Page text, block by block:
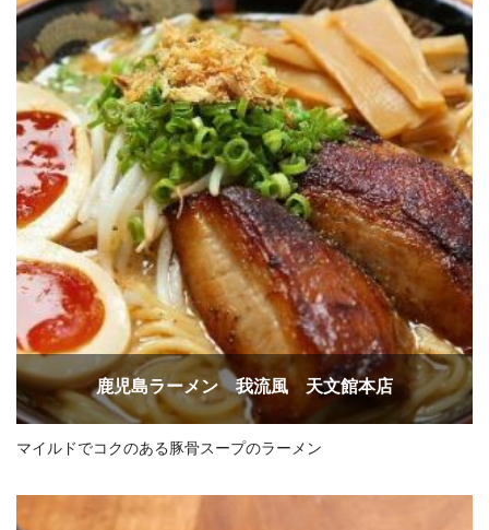
鹿児島ラーメン 我流風 天文館本店
マイルドでコクのある豚骨スープのラーメン